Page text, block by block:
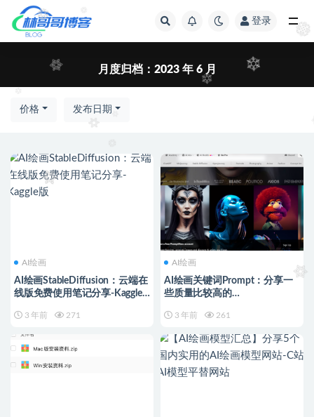
登录
月度归档： 2023 年 6 月
价格 发布日期
AI绘画
AI绘画StableDiffusion：云端在
线版免费使用笔记分享-Kaggle
3 年前 271
AI绘画
AI绘画关键词Prompt：分享一
些质量比较高的
3 年前 261